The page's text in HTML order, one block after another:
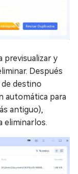
previsualizar y
Después
destino
automática para
antiguo),
eliminarlos.